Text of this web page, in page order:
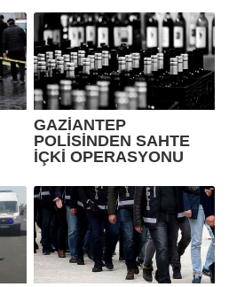
GAZİANTEP
POLİSİNDEN SAHTE
İÇKİ OPERASYONU